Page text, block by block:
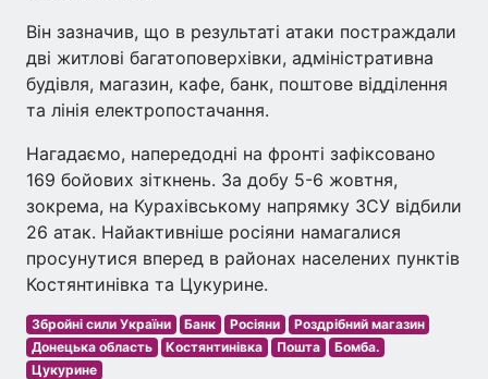
Він зазначив, що в результаті атаки постраждали
дві житлові багатоповерхівки, адміністративна
будівля, магазин, кафе, банк, поштове відділення
та лінія електропостачання.
Нагадаємо, напередодні на фронті зафіксовано
169 бойових зіткнень. За добу 5-6 жовтня,
зокрема, на Курахівському напрямку ЗСУ відбили
26 атак. Найактивніше росіяни намагалися
просунутися вперед в районах населених пунктів
Костянтинівка та Цукурине.
Збройні сили України Банк Росіяни
Роздрібний магазин
Донецька область
Костянтинівка Пошта
Бомба.
Цукурине